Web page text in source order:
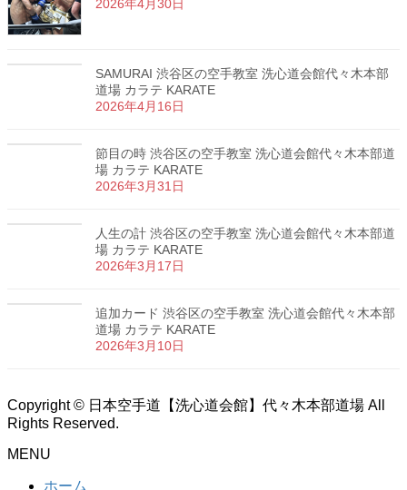
2026年4月30日
SAMURAI 渋谷区の空手教室 洗心道会館代々木本部
道場 カラテ KARATE
2026年4月16日
節目の時 渋谷区の空手教室 洗心道会館代々木本部道
場 カラテ KARATE
2026年3月31日
人生の計 渋谷区の空手教室 洗心道会館代々木本部道
場 カラテ KARATE
2026年3月17日
追加カード 渋谷区の空手教室 洗心道会館代々木本部
道場 カラテ KARATE
2026年3月10日
Copyright © 日本空手道【洗心道会館】代々木本部道場 All
Rights Reserved.
MENU
ホーム